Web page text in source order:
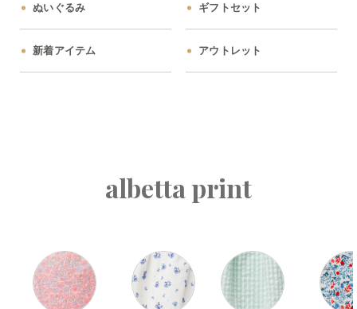
ぬいぐるみ ギフトセット
新着アイテム アウトレット
albetta print